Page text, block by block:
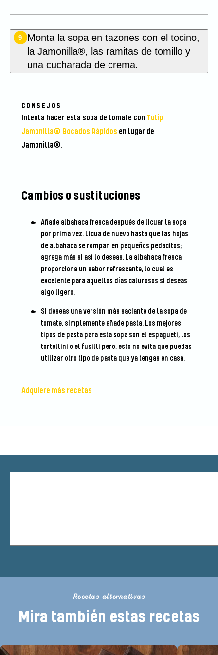
9
Monta la sopa en tazones con el tocino,
la Jamonilla®, las ramitas de tomillo y
una cucharada de crema.
CONSEJOS
Intenta hacer esta sopa de tomate con Tulip
Jamonilla® Bocados Rápidos en lugar de
Jamonilla®.
Cambios o sustituciones
Añade albahaca fresca después de licuar la sopa
por prima vez. Licua de nuevo hasta que las hojas
de albahaca se rompan en pequeños pedacitos;
agrega más si así lo deseas. La albahaca fresca
proporciona un sabor refrescante, lo cual es
excelente para aquellos días calurosos si deseas
algo ligero.
Si deseas una versión más saciante de la sopa de
tomate, simplemente añade pasta. Los mejores
tipos de pasta para esta sopa son el espagueti, los
tortellini o el fusilli pero, esto no evita que puedas
utilizar otro tipo de pasta que ya tengas en casa.
Adquiere más recetas
Recetas alternativas
Mira también estas recetas